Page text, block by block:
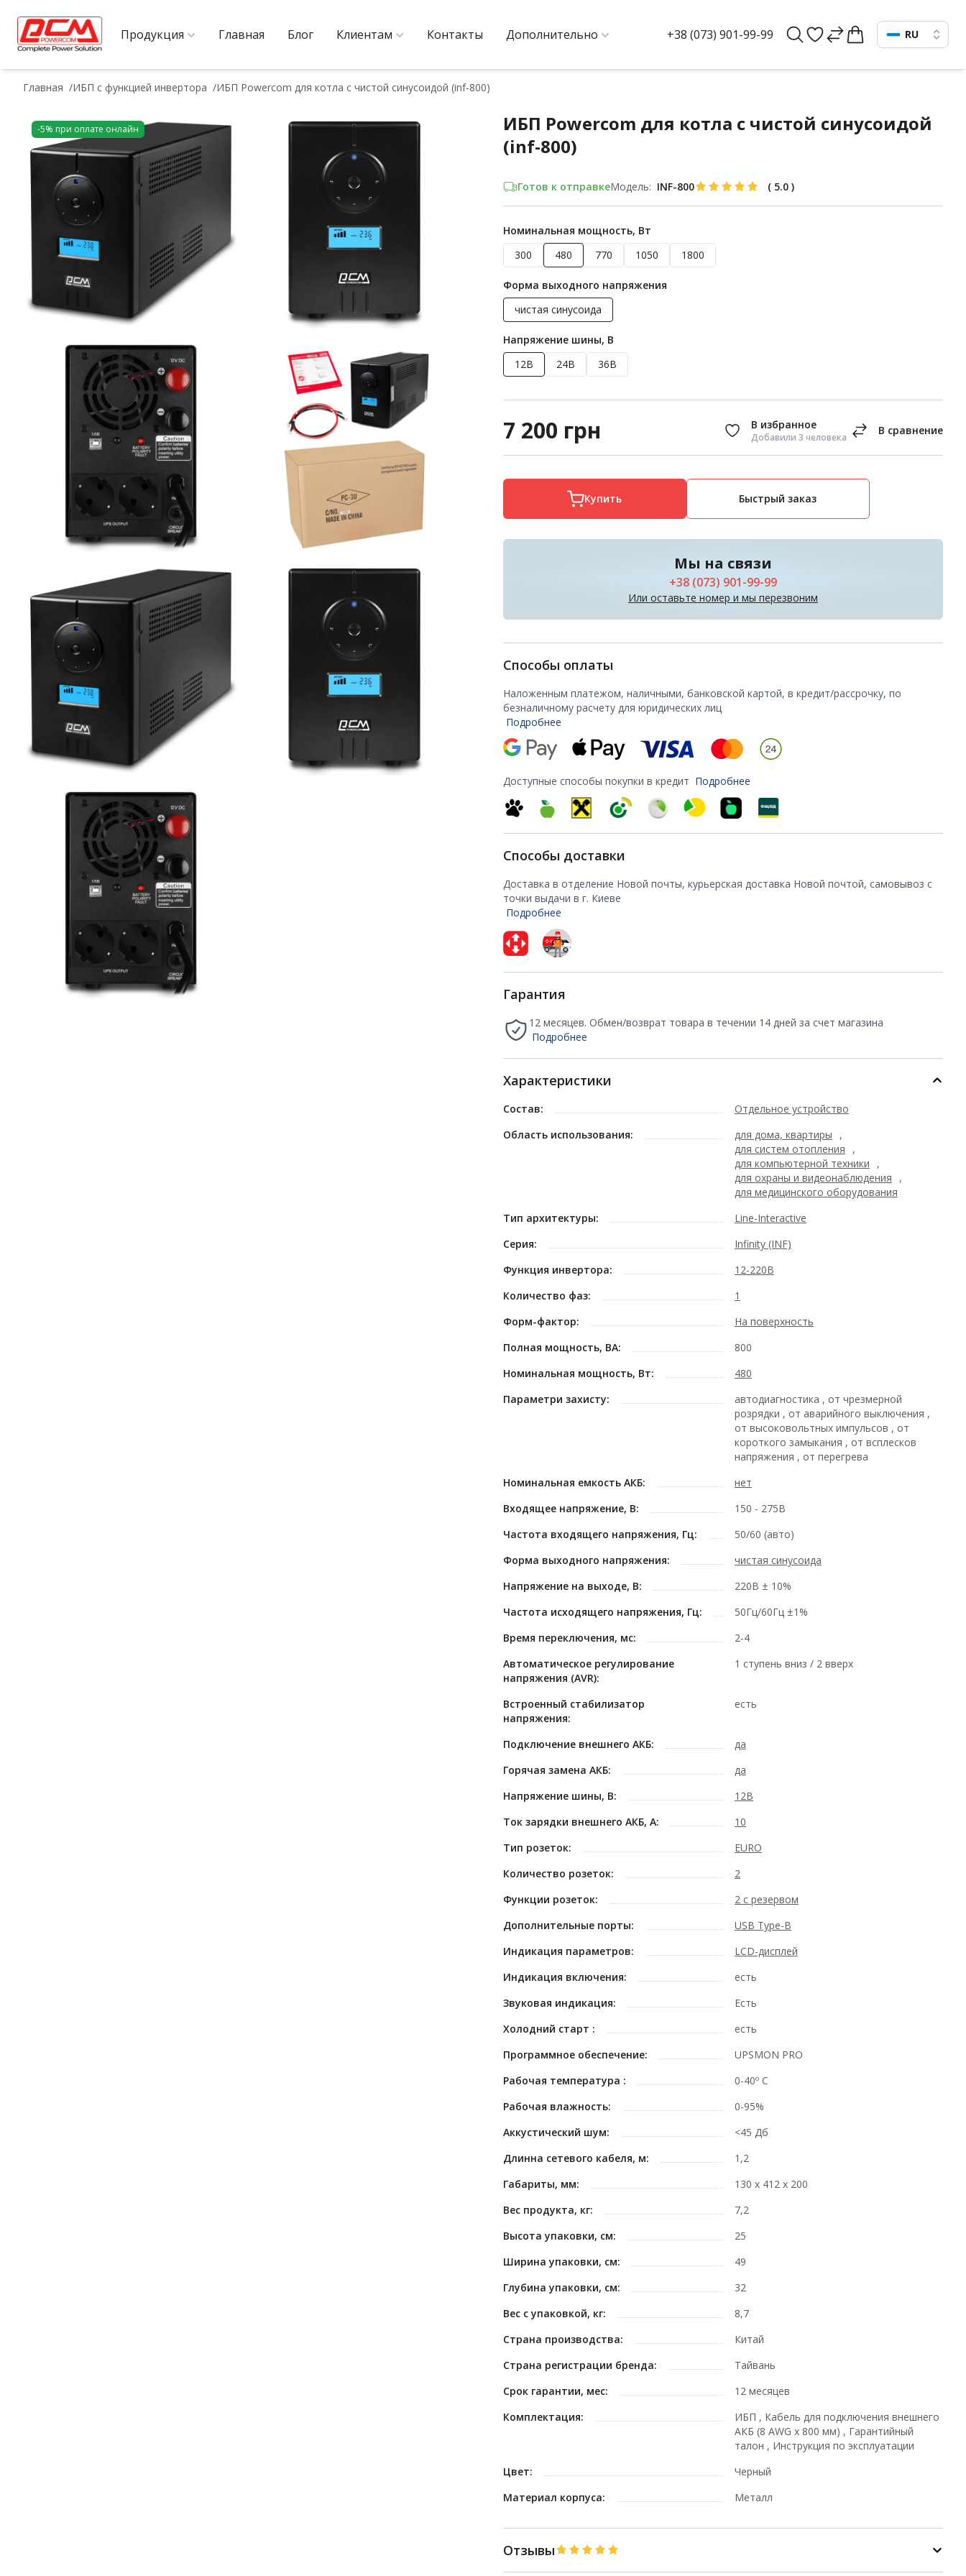
Продукция Главная Блог Клиентам Контакты Дополнительно +38 (073) 901-99-99 RU
Главная ИБП с функцией инвертора ИБП Powercom для котла с чистой синусоидой (inf-800)
-5% при оплате онлайн
ИБП Powercom для котла с чистой синусоидой
(inf-800)
Готов к отправкеМодель: INF-800 ( 5.0 )
Номинальная мощность, Вт
300
480 770 1050 1800
Форма выходного напряжения
чистая синусоида
Напряжение шины, В
12В
24В 36В
7 200 грн Добавили 3 человека
Купить Быстрый заказ
Мы на связи
+38 (073) 901-99-99
Или оставьте номер и мы перезвоним
Способы оплаты
Наложенным платежом, наличными, банковской картой, в кредит/рассрочку, по
безналичному расчету для юридических лиц
Подробнее
Доступные способы покупки в кредит Подробнее
Способы доставки
Доставка в отделение Новой почты, курьерская доставка Новой почтой, самовывоз с
точки выдачи в г. Киеве
Подробнее
Гарантия
12 месяцев. Обмен/возврат товара в течении 14 дней за счет магазина
Подробнее
Характеристики
Состав:
Отдельное устройство
Область использования:
для дома, квартиры
,
для систем отопления
,
для компьютерной техники
,
для охраны и видеонаблюдения
,
для медицинского оборудования
Тип архитектуры:
Line-Interactive
Серия:
Infinity (INF)
Функция инвертора:
12-220В
Количество фаз:
1
Форм-фактор:
На поверхность
Полная мощность, ВА:
800
Номинальная мощность, Вт:
480
Параметри захисту:
автодиагностика , от чрезмерной
розрядки , от аварийного выключения ,
от высоковольтных импульсов , от
короткого замыкания , от всплесков
напряжения , от перегрева
Номинальная емкость АКБ:
нет
Входящее напряжение, В:
150 - 275В
Частота входящего напряжения, Гц:
50/60 (авто)
Форма выходного напряжения:
чистая синусоида
Напряжение на выходе, В:
220В ± 10%
Частота исходящего напряжения, Гц:
50Гц/60Гц ±1%
Время переключения, мс:
2-4
Автоматическое регулирование
напряжения (AVR):
1 ступень вниз / 2 вверх
Встроенный стабилизатор
напряжения:
есть
Подключение внешнего АКБ:
да
Горячая замена АКБ:
да
Напряжение шины, В:
12В
Ток зарядки внешнего АКБ, А:
10
Тип розеток:
EURO
Количество розеток:
2
Функции розеток:
2 с резервом
Дополнительные порты:
USB Type-B
Индикация параметров:
LCD-дисплей
Индикация включения:
есть
Звуковая индикация:
Есть
Холодний старт :
есть
Программное обеспечение:
UPSMON PRO
Рабочая температура :
0-40º C
Рабочая влажность:
0-95%
Аккустический шум:
<45 Дб
Длинна сетевого кабеля, м:
1,2
Габариты, мм:
130 х 412 х 200
Вес продукта, кг:
7,2
Высота упаковки, см:
25
Ширина упаковки, см:
49
Глубина упаковки, см:
32
Вес с упаковкой, кг:
8,7
Страна производства:
Китай
Страна регистрации бренда:
Тайвань
Срок гарантии, мес:
12 месяцев
Комплектация:
ИБП , Кабель для подключения внешнего
АКБ (8 AWG х 800 мм) , Гарантийный
талон , Инструкция по эксплуатации
Цвет:
Черный
Материал корпуса:
Металл
Отзывы